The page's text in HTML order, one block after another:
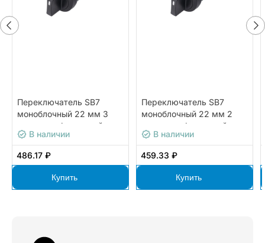
Переключатель SB7
моноблочный 22 мм 3
позиции с фиксацией,
пластик, 2НО, IP65
В наличии
486.17 ₽
Купить
Переключатель SB7
моноблочный 22 мм 2
позиции с фиксацией,
пластик, 1НО+1НЗ, IP65
В наличии
459.33 ₽
Купить